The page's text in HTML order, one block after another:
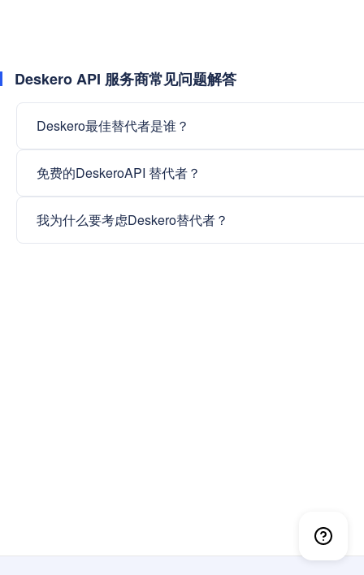
Deskero API 服务商常见问题解答
Deskero最佳替代者是谁？
免费的DeskeroAPI 替代者？
我为什么要考虑Deskero替代者？